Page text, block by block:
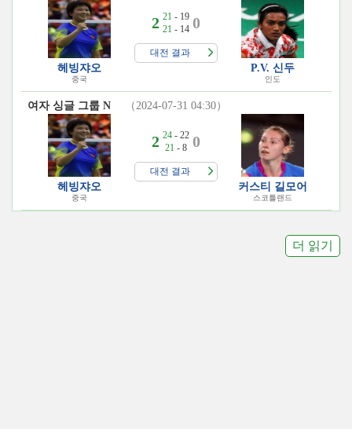
헤빙쟈오
중국
2 21 - 19
21 - 14 0
대전 결과
P.V. 신두
인도
여자 싱글 그룹 N （2024-07-31 04:30）
헤빙쟈오
중국
2 24- 22
21 - 8 0
대전 결과
커스티 길모어
스코틀랜드
더 읽기